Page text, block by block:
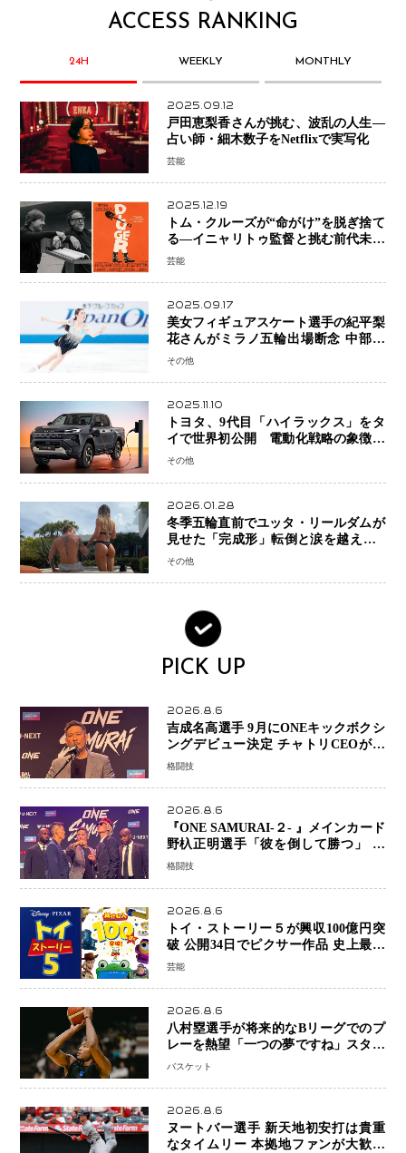
ACCESS RANKING
24H WEEKLY MONTHLY
2025.09.12
戸田恵梨香さんが挑む、波乱の人生―
占い師・細木数子をNetflixで実写化
芸能
2025.12.19
トム・クルーズが“命がけ”を脱ぎ捨て
る―イニャリトゥ監督と挑む前代未聞
の大惨事コメディ「DIGGER ディガ
芸能
2025.09.17
美女フィギュアスケート選手の紀平梨
花さんがミラノ五輪出場断念 中部選
手権欠場を発表「安全最優先の判断」
その他
2025.11.10
トヨタ、9代目「ハイラックス」をタ
イで世界初公開 電動化戦略の象徴と
なるBEVモデルを初設定
その他
2026.01.28
冬季五輪直前でユッタ・リールダムが
見せた「完成形」転倒と涙を越えて─
ミラノで金を狙うオランダ女王の現在
その他
PICK UP
2026.8.6
吉成名高選手 9月にONEキックボクシ
ングデビュー決定 チャトリCEOがサ
プライズ発表 2カ月連続参戦へ
格闘技
2026.8.6
『ONE SAMURAI-２- 』メインカード
野杁正明選手「彼を倒して勝つ」 リ
ウ・メンヤンとの因縁に決着へ 再起
初戦
格闘技
2026.8.6
トイ・ストーリー５が興収100億円突
破 公開34日でピクサー作品 史上最速
日本歴代シリーズ最高更新も目前
芸能
2026.8.6
八村塁選手が将来的なBリーグでのプ
レーを熱望「一つの夢ですね」スター
帰還がリーグ価値を押し上げる可能性
バスケット
2026.8.6
ヌートバー選手 新天地初安打は貴重
なタイムリー 本拠地ファンが大歓声